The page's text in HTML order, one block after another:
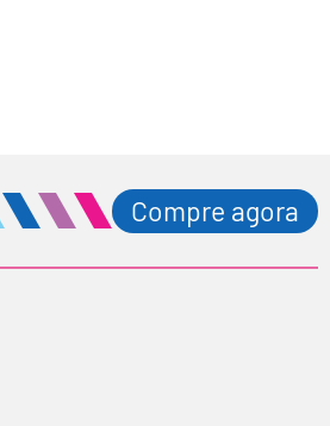
Compre agora